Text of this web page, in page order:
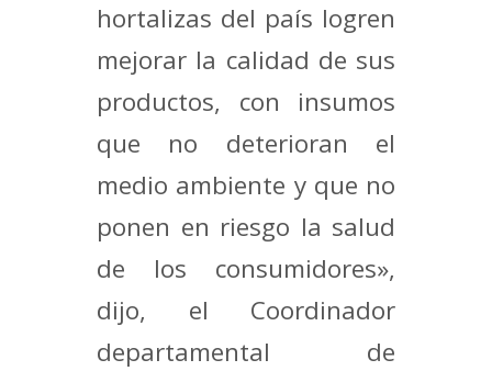
hortalizas del país logren
mejorar la calidad de sus
productos, con insumos
que no deterioran el
medio ambiente y que no
ponen en riesgo la salud
de los consumidores»,
dijo, el Coordinador
departamental de